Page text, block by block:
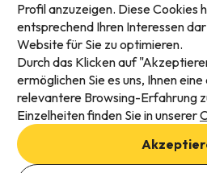
Verfügbare Zahlungsarten
Impressum und AGBs
Datenschutz
Profil anzuzeigen. Diese Cookies
entsprechend Ihren Interessen
Website für Sie zu optimieren.
Durch das Klicken auf
ermöglichen Sie es uns, Ihnen
relevantere Browsing-Erfahrung
Einzelheiten finden Sie in unserer